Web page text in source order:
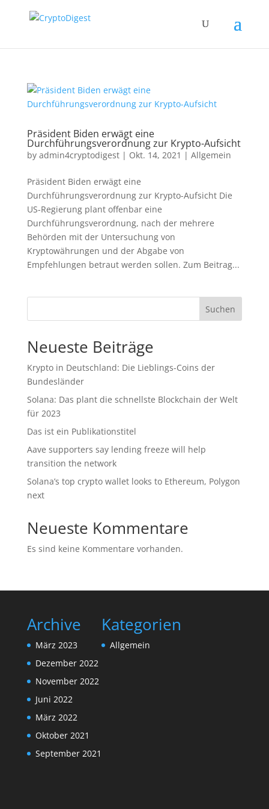
Präsident Biden erwägt eine
Durchführungsverordnung zur Krypto-Aufsicht
by admin4cryptodigest| Okt. 14, 2021 | Allgemein
Präsident Biden erwägt eine
Durchführungsverordnung zur Krypto-Aufsicht Die
US-Regierung plant offenbar eine
Durchführungsverordnung, nach der mehrere
Behörden mit der Untersuchung von
Kryptowährungen und der Abgabe von
Empfehlungen betraut werden sollen. Zum Beitrag...
Suchen
Neueste Beiträge
Krypto in Deutschland: Die Lieblings-Coins der
Bundesländer
Solana: Das plant die schnellste Blockchain der Welt
für 2023
Das ist ein Publikationstitel
Aave supporters say lending freeze will help
transition the network
Solana’s top crypto wallet looks to Ethereum, Polygon
next
Neueste Kommentare
Es sind keine Kommentare vorhanden.
Archive
März 2023
Dezember 2022
November 2022
Juni 2022
März 2022
Oktober 2021
September 2021
Kategorien
Allgemein